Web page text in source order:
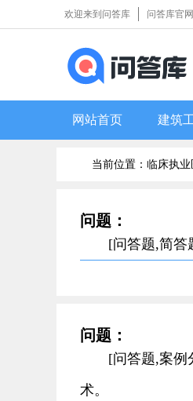
欢迎来到问答库 问答库官网
网站首页 建筑
当前位置：临床执
问题：
[问答题,简答
问题：
[问答题,案例
术。